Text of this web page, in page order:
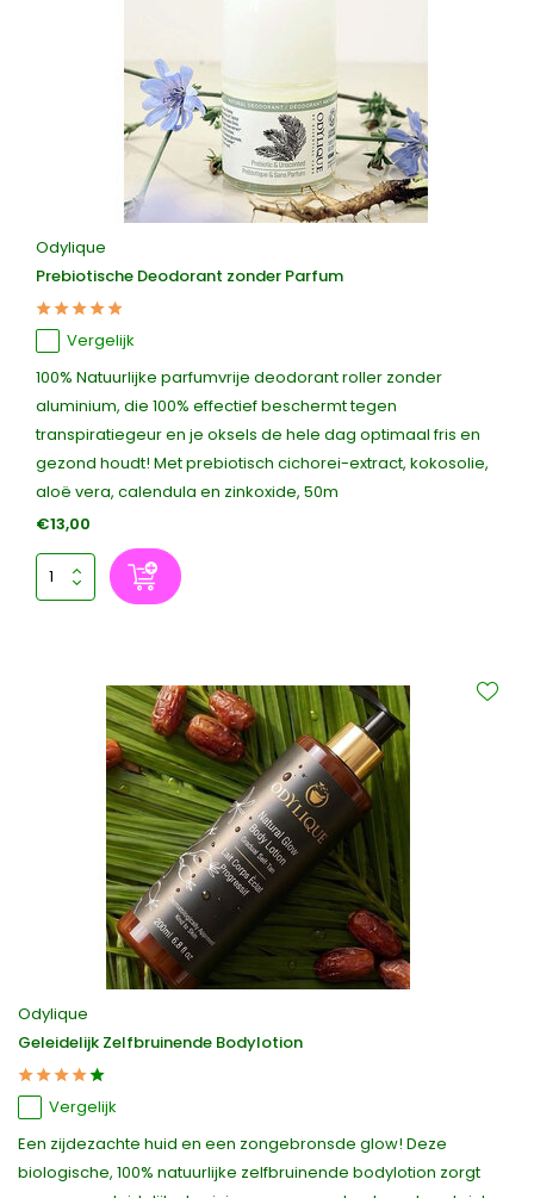
Odylique
Prebiotische Deodorant zonder Parfum
Vergelijk
100% Natuurlijke parfumvrije deodorant roller zonder
aluminium, die 100% effectief beschermt tegen
transpiratiegeur en je oksels de hele dag optimaal fris en
gezond houdt! Met prebiotisch cichorei-extract, kokosolie,
aloë vera, calendula en zinkoxide, 50m
€13,00
Odylique
Geleidelijk Zelfbruinende Bodylotion
Vergelijk
Een zijdezachte huid en een zongebronsde glow! Deze
biologische, 100% natuurlijke zelfbruinende bodylotion zorgt